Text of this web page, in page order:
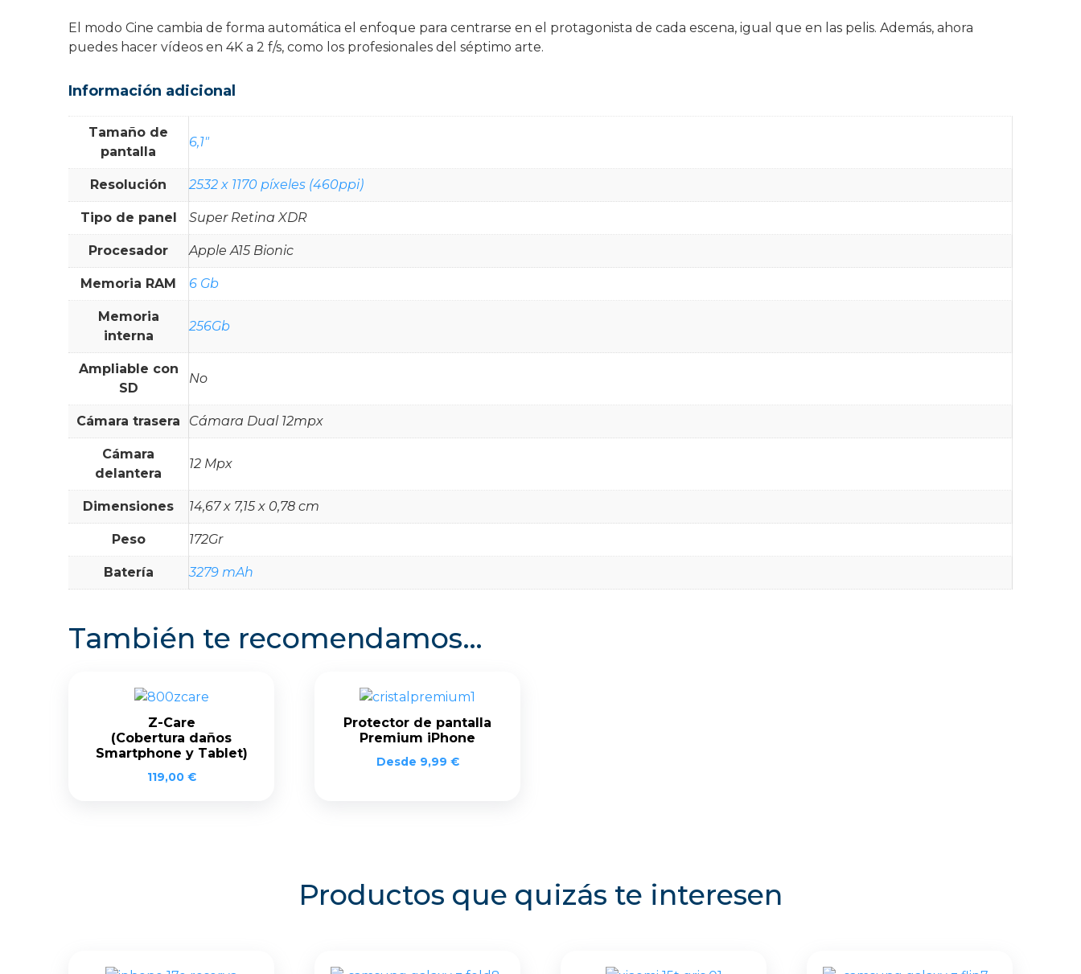
El modo Cine cambia de forma automática el enfoque para centrarse en el protagonista de cada escena, igual que en las pelis. Además, ahora
puedes hacer vídeos en 4K a 2 f/s, como los profesionales del séptimo arte.
Información adicional
Tamaño de
pantalla
6,1"
Resolución 2532 x 1170 píxeles (460ppi)
Tipo de panel Super Retina XDR
Procesador Apple A15 Bionic
Memoria RAM 6 Gb
Memoria
interna
256Gb
Ampliable con
SD
No
Cámara trasera Cámara Dual 12mpx
Cámara
delantera
12 Mpx
Dimensiones 14,67 x 7,15 x 0,78 cm
Peso 172Gr
Batería 3279 mAh
También te recomendamos…
Z-Care
(Cobertura daños
Smartphone y Tablet)
119,00 €
Protector de pantalla
Premium iPhone
Desde 9,99 €
Productos que quizás te interesen